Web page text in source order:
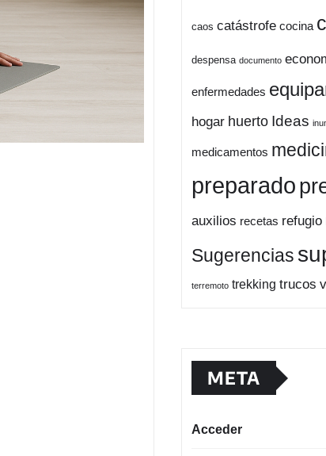
caos catástrofe cocina
despensa documento
enfermedades
hogar huerto Ideas
medicamentos
preparado
auxilios recetas refugio
Sugerencias
terremoto trekking trucos
META
Acceder